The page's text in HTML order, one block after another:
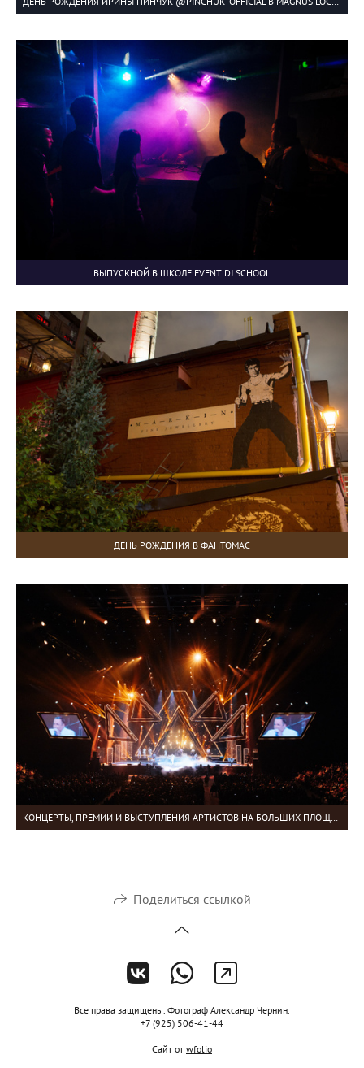
ВЫПУСКНОЙ В ШКОЛЕ EVENT DJ SCHOOL
ДЕНЬ РОЖДЕНИЯ В ФАНТОМАС
КОНЦЕРТЫ, ПРЕМИИ И ВЫСТУПЛЕНИЯ АРТИСТОВ НА БОЛЬШИХ ПЛОЩАДКАХ
Поделиться ссылкой
Все права защищены. Фотограф Александр Чернин.
+7 (925) 506-41-44
Сайт от wfolio